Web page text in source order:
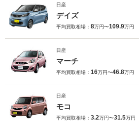
日産
デイズ
平均買取相場： 8万円〜109.9万円
日産
マーチ
平均買取相場： 16万円〜46.8万円
日産
モコ
平均買取相場： 3.2万円〜31.5万円